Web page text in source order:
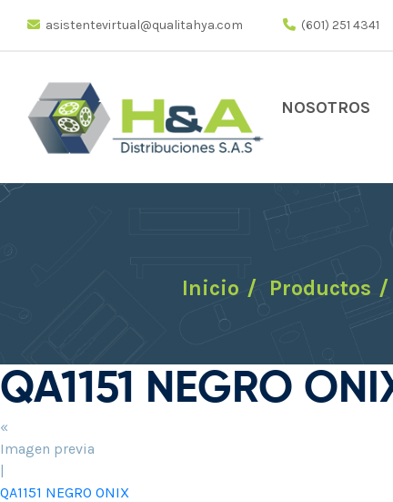
asistentevirtual@qualitahya.com (601) 251 4341
NOSOTROS
Inicio Productos
QA1151 NEGRO
«
Imagen previa
|
QA1151 NEGRO ONIX